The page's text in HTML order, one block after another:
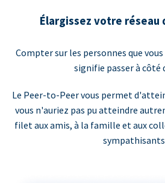
Élargissez votre réseau
Compter sur les personnes que
signifie passer à côté
Le Peer-to-Peer vous permet
vous n'auriez pas pu atteindre
filet aux amis, à la famille et aux